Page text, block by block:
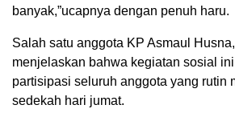
banyak,”ucapnya dengan penuh haru.
Salah satu anggota KP Asmaul
menjelaskan bahwa kegiatan sosial
partisipasi seluruh anggota yang rutin
sedekah hari jumat.